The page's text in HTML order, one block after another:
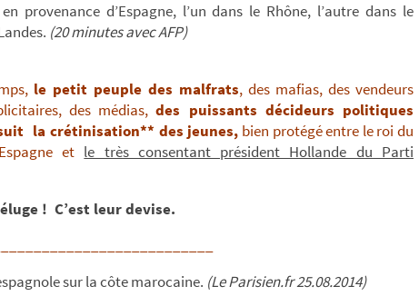
provenance d’Espagne, l’un dans le Rhône, l’autre dans le
(20 minutes avec AFP)
le petit peuple des malfrats, des mafias, des vendeurs
des médias,des puissants décideurs politiques
la crétinisation** des jeunes, bien protégé entre le roi du
et le très consentant président Hollande du Parti
! C’est leur devise.
sur la côte marocaine. (Le Parisien.fr 25.08.2014)